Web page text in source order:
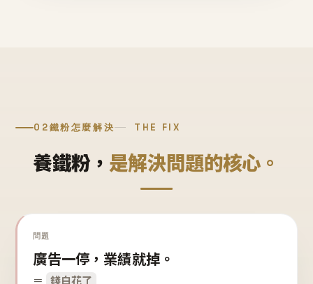
02鐵粉怎麼解決 THE FIX
養鐵粉， 是解決問題的核心。
問題
廣告一停，業績就掉。
＝ 錢白花了